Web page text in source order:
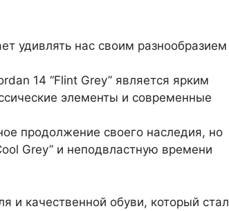
удивлять нас своим разнообразием
14 “Flint Grey” является ярким
элементы и современные
продолжение своего наследия, но
Grey” и неподвластную времени
и качественной обуви, который стал